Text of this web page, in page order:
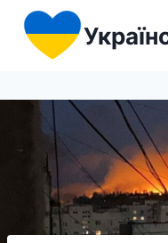
Перейти
вмісту